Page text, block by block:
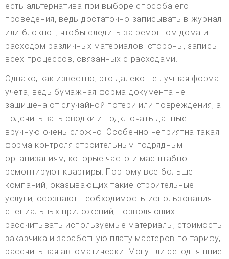
есть альтернатива при выборе способа его
проведения, ведь достаточно записывать в журнал
или блокнот, чтобы следить за ремонтом дома и
расходом различных материалов. стороны, запись
всех процессов, связанных с расходами.
Однако, как известно, это далеко не лучшая форма
учета, ведь бумажная форма документа не
защищена от случайной потери или повреждения, а
подсчитывать сводки и подключать данные
вручную очень сложно. Особенно неприятна такая
форма контроля строительным подрядным
организациям, которые часто и масштабно
ремонтируют квартиры. Поэтому все больше
компаний, оказывающих такие строительные
услуги, осознают необходимость использования
специальных приложений, позволяющих
рассчитывать используемые материалы, стоимость
заказчика и заработную плату мастеров по тарифу,
рассчитывая автоматически. Могут ли сегодняшние